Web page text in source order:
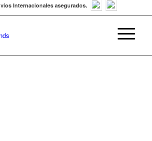
Internacionales asegurados.